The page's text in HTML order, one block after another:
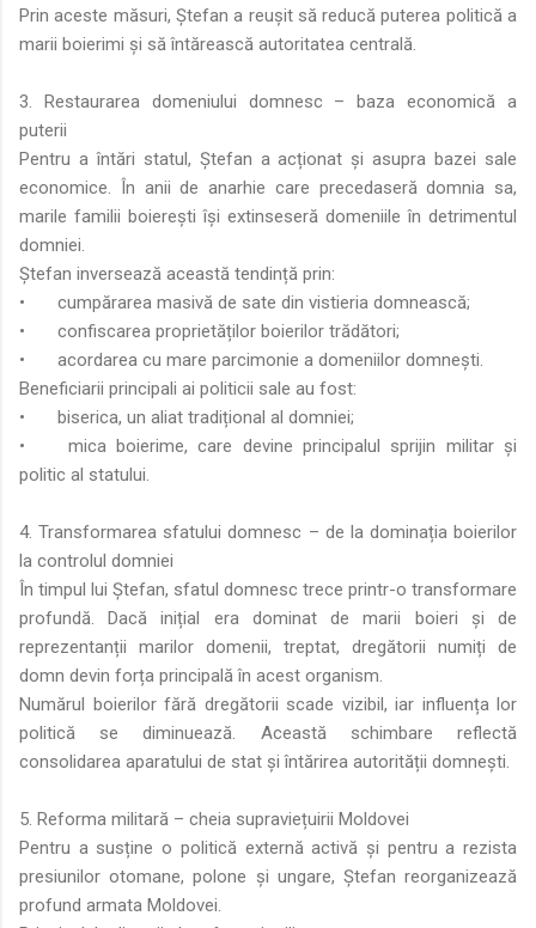
Prin aceste măsuri, Ștefan a reușit să reducă puterea politică a
marii boierimi și să întărească autoritatea centrală.
3. Restaurarea domeniului domnesc – baza economică a
puterii
Pentru a întări statul, Ștefan a acționat și asupra bazei sale
economice. În anii de anarhie care precedaseră domnia sa,
marile familii boierești își extinseseră domeniile în detrimentul
domniei.
Ștefan inversează această tendință prin:
•
cumpărarea masivă de sate din vistieria domnească;
•
confiscarea proprietăților boierilor trădători;
•
acordarea cu mare parcimonie a domeniilor domnești.
Beneficiarii principali ai politicii sale au fost:
•
biserica, un aliat tradițional al domniei;
•
mica boierime, care devine principalul sprijin militar și
politic al statului.
4. Transformarea sfatului domnesc – de la dominația boierilor
la controlul domniei
În timpul lui Ștefan, sfatul domnesc trece printr-o transformare
profundă. Dacă inițial era dominat de marii boieri și de
reprezentanții marilor domenii, treptat, dregătorii numiți de
domn devin forța principală în acest organism.
Numărul boierilor fără dregătorii scade vizibil, iar influența lor
politică se diminuează. Această schimbare reflectă
consolidarea aparatului de stat și întărirea autorității domnești.
5. Reforma militară – cheia supraviețuirii Moldovei
Pentru a susține o politică externă activă și pentru a rezista
presiunilor otomane, polone și ungare, Ștefan reorganizează
profund armata Moldovei.